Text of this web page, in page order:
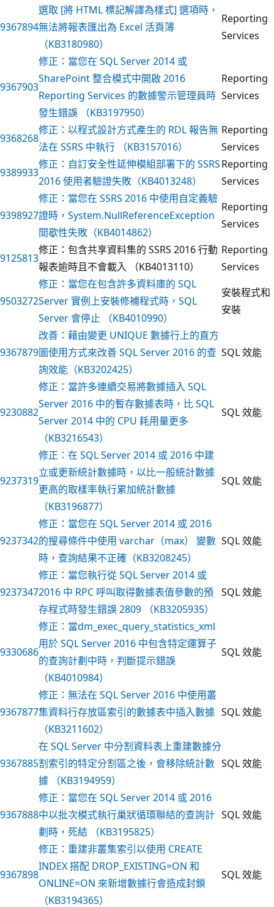
9367894
選取 [將 HTML 標記解譯為樣式] 選項時，
無法將報表匯出為 Excel 活頁簿
（KB3180980）
Reporting
Services
9367903
修正：當您在 SQL Server 2014 或
SharePoint 整合模式中開啟 2016
Reporting Services 的數據警示管理員時
發生錯誤 （KB3197950）
Reporting
Services
9368268
修正：以程式設計方式產生的 RDL 報告無
法在 SSRS 中執行 （KB3157016）
Reporting
Services
9389933
修正：自訂安全性延伸模組部署下的 SSRS
2016 使用者驗證失敗（KB4013248）
Reporting
Services
9398927
修正：當您在 SSRS 2016 中使用自定義驗
證時，System.NullReferenceException
間歇性失敗（KB4014862）
Reporting
Services
9125813
修正：包含共享資料集的 SSRS 2016 行動
報表逾時且不會載入 （KB4013110）
Reporting
Services
9503272
修正：當您在包含許多資料庫的 SQL
Server 實例上安裝修補程式時，SQL
Server 會停止 （KB4010990）
安裝程式和
安裝
9367879
改善：藉由變更 UNIQUE 數據行上的直方
圖使用方式來改善 SQL Server 2016 的查
詢效能（KB3202425）
SQL 效能
9230882
修正：當許多連續交易將數據插入 SQL
Server 2016 中的暫存數據表時，比 SQL
Server 2014 中的 CPU 耗用量更多
（KB3216543）
SQL 效能
9237319
修正：在 SQL Server 2014 或 2016 中建
立或更新統計數據時，以比一般統計數據
更高的取樣率執行累加統計數據
（KB3196877）
SQL 效能
9237342
修正：當您在 SQL Server 2014 或 2016
的搜尋條件中使用 varchar（max） 變數
時，查詢結果不正確（KB3208245）
SQL 效能
9237347
修正：當您執行從 SQL Server 2014 或
2016 中 RPC 呼叫取得數據表值參數的預
存程式時發生錯誤 2809 （KB3205935）
SQL 效能
9330686
修正：當dm_exec_query_statistics_xml
用於 SQL Server 2016 中包含特定運算子
的查詢計劃中時，判斷提示錯誤
（KB4010984）
SQL 效能
9367877
修正：無法在 SQL Server 2016 中使用叢
集資料行存放區索引的數據表中插入數據
（KB3211602）
SQL 效能
9367885
在 SQL Server 中分割資料表上重建數據分
割索引的特定分割區之後，會移除統計數
據 （KB3194959）
SQL 效能
9367888
修正：當您在 SQL Server 2014 或 2016
中以批次模式執行巢狀循環聯結的查詢計
劃時，死結 （KB3195825）
SQL 效能
9367898
修正：重建非叢集索引以使用 CREATE
INDEX 搭配 DROP_EXISTING=ON 和
ONLINE=ON 來新增數據行會造成封鎖
（KB3194365）
SQL 效能